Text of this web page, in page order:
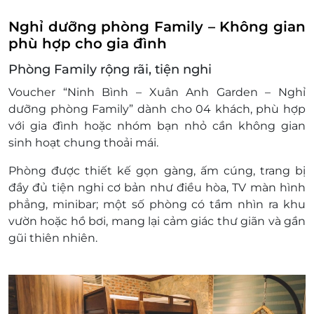
Nghỉ dưỡng phòng Family – Không gian
phù hợp cho gia đình
Phòng Family rộng rãi, tiện nghi
Voucher “Ninh Bình – Xuân Anh Garden – Nghỉ
dưỡng phòng Family” dành cho 04 khách, phù hợp
với gia đình hoặc nhóm bạn nhỏ cần không gian
sinh hoạt chung thoải mái.
Phòng được thiết kế gọn gàng, ấm cúng, trang bị
đầy đủ tiện nghi cơ bản như điều hòa, TV màn hình
phẳng, minibar; một số phòng có tầm nhìn ra khu
vườn hoặc hồ bơi, mang lại cảm giác thư giãn và gần
gũi thiên nhiên.